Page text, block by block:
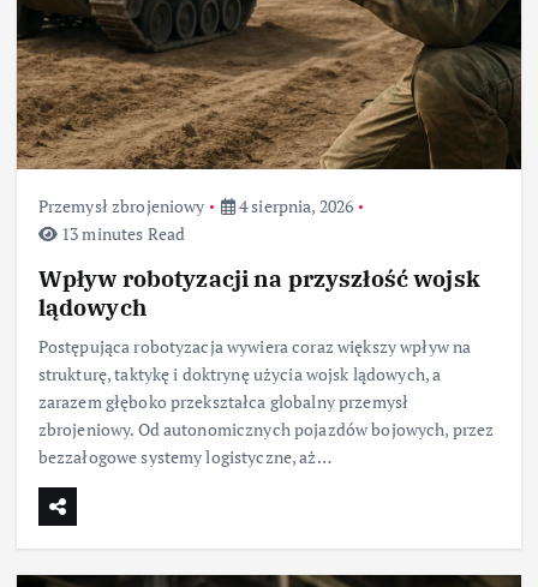
Przemysł zbrojeniowy
4 sierpnia, 2026
13 minutes Read
Wpływ robotyzacji na przyszłość wojsk
lądowych
Postępująca robotyzacja wywiera coraz większy wpływ na
strukturę, taktykę i doktrynę użycia wojsk lądowych, a
zarazem głęboko przekształca globalny przemysł
zbrojeniowy. Od autonomicznych pojazdów bojowych, przez
bezzałogowe systemy logistyczne, aż…